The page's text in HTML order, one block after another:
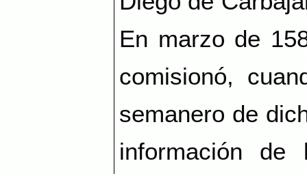
En marzo de
comisionó,
semanero de
información